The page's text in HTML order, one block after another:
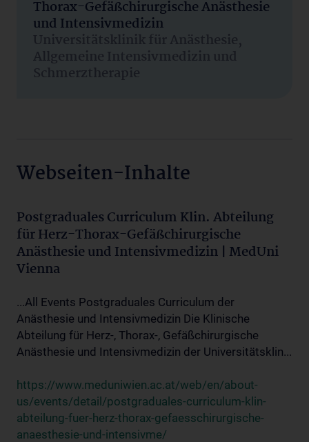
Thorax-Gefäßchirurgische Anästhesie
und Intensivmedizin
Universitätsklinik für Anästhesie,
Allgemeine Intensivmedizin und
Schmerztherapie
Webseiten-Inhalte
Postgraduales Curriculum Klin. Abteilung
für Herz-Thorax-Gefäßchirurgische
Anästhesie und Intensivmedizin | MedUni
Vienna
...All Events Postgraduales Curriculum der
Anästhesie und Intensivmedizin Die Klinische
Abteilung für Herz-, Thorax-, Gefäßchirurgische
Anästhesie und Intensivmedizin der Universitätsklin...
https://www.meduniwien.ac.at/web/en/about-
us/events/detail/postgraduales-curriculum-klin-
abteilung-fuer-herz-thorax-gefaesschirurgische-
anaesthesie-und-intensivme/